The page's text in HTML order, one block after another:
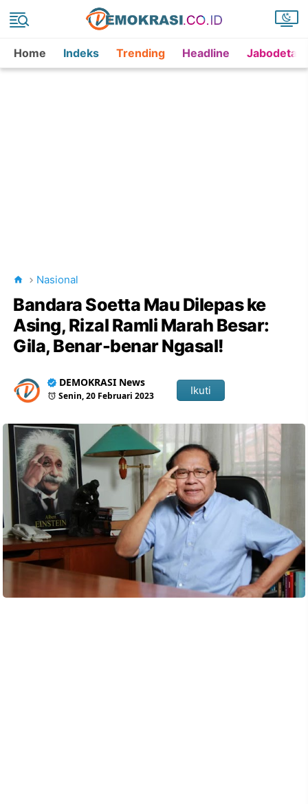
Home Indeks Trending Headline
Nasional
Bandara Soetta Mau Dilepas ke
Asing, Rizal Ramli Marah Besar:
Gila, Benar-benar Ngasal!
DEMOKRASI News
Senin, 20 Februari 2023 Ikuti